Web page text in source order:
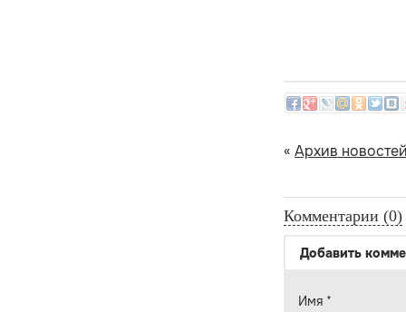
« Архив
Комментарии (0)
Добавить
Имя *